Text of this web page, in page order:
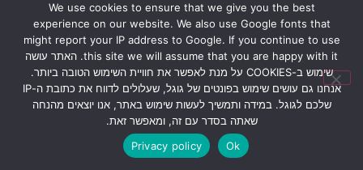
ירון הגיב: 17/02/2024 בשעה 14:43
אני מזמין אותך ליצור איתי קשר דרך עמוד “צור קשר
We use cookies to ensure that we give you the best
experience on our website. We also use Google fonts that
might report your IP address to Google. If you continue to use
this site we will assume that you are happy with it. האתר עושה
שימוש ב-COOKIES על מנת לאפשר את חוויית השימוש הטובה ביותר.
אנחנו גם עושים שימוש בפונטים של גוגל, שעלולים לדווח את כתובת ה-IP
שלכם לגוגל. במידה ותמשיך לעשות שימוש באתר, אנו יוצאים מהנחה
שאתה בסדר עם זה, ומאפשר זאת.
Ok
Privacy policy